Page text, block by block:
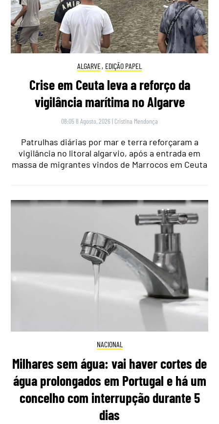
ALGARVE, EDIÇÃO PAPEL
Crise em Ceuta leva a reforço da
vigilância marítima no Algarve
08:05 8 Agosto, 2026 | Cristina Mendonça
Patrulhas diárias por mar e terra reforçaram a
vigilância no litoral algarvio, após a entrada em
massa de migrantes vindos de Marrocos em Ceuta
NACIONAL
Milhares sem água: vai haver cortes de
água prolongados em Portugal e há um
concelho com interrupção durante 5
dias